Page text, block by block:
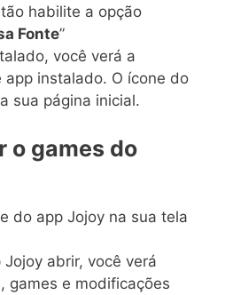
habilite a opção
Fonte”
você verá a
app instalado. O ícone do
sua página inicial.
o games do
do app Jojoy na sua tela
Jojoy abrir, você verá
games e modificações